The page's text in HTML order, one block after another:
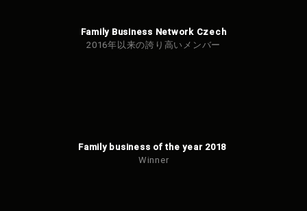
Family Business Network Czech
2016年以来の誇り高いメンバー
Family business of the year 2018
Winner